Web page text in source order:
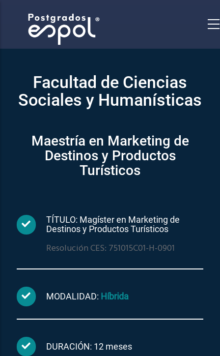
contenido
principal
Facultad de Ciencias
Sociales y Humanísticas
Maestría en Marketing de
Destinos y Productos
Turísticos
TÍTULO: Magíster en Marketing de
Destinos y Productos Turísticos
Resolución CES: 751015C01-H-0901
MODALIDAD: Híbrida
DURACIÓN: 12 meses